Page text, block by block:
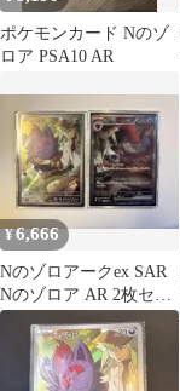
ポケモンカード Nのゾ
ロア PSA10 AR
¥6,666
Nのゾロアークex SAR
Nのゾロア AR 2枚セッ
ト